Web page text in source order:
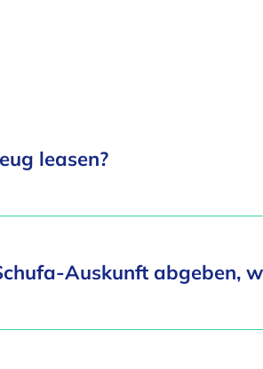
leasen?
Auskunft abgeben,